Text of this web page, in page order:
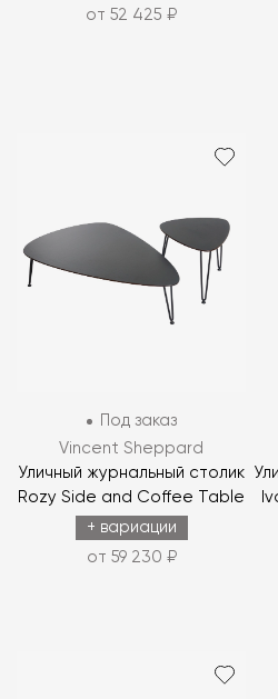
от 52 425 ₽
Под заказ
Vincent Sheppard
Уличный журнальный столик
Rozy Side and Coffee Table
+ вариации
от 59 230 ₽